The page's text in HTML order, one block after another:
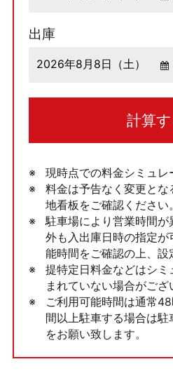
出庫
計算
現時点での料金シミュレ
料金は予告なく変更と
地看板をご確認ください。
駐車場により営業時間が
外も入出庫日時の指定
能時間をご確認の上、設
提特定日料金などはシ
まれていない場合がござ
ご利用可能時間は通常
間以上駐車する場合は駐
をお願い致します。